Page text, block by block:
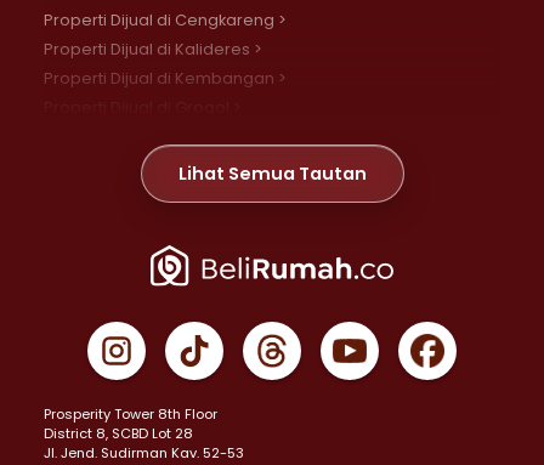
Properti Dijual di Cengkareng >
Properti Dijual di Kalideres >
Properti Dijual di Kembangan >
Properti Dijual di Meruya >
Properti Dijual di Jelambar >
Properti Dijual di Jakarta Pusat >
Properti Dijual di Gambir >
Properti Dijual di Johar Baru >
Properti Dijual di Menteng >
Properti Dijual di Senen >
Lihat Semua Tautan
Prosperity Tower 8th Floor
District 8, SCBD Lot 28
JI. Jend. Sudirman Kav. 52-53